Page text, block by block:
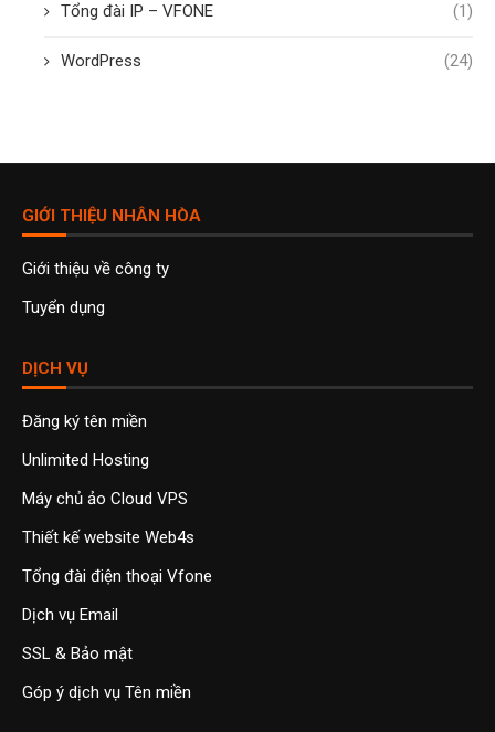
Tổng đài IP – VFONE (1)
WordPress (24)
GIỚI THIỆU NHÂN HÒA
Giới thiệu về công ty
Tuyển dụng
DỊCH VỤ
Đăng ký tên miền
Unlimited Hosting
Máy chủ ảo Cloud VPS
Thiết kế website Web4s
Tổng đài điện thoại Vfone
Dịch vụ Email
SSL & Bảo mật
Góp ý dịch vụ Tên miền